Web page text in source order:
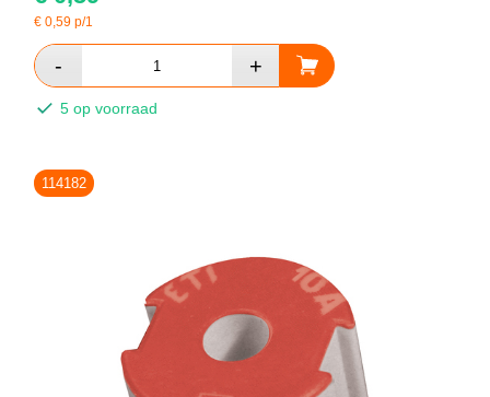
€0,59 p/1
5 op voorraad
114182